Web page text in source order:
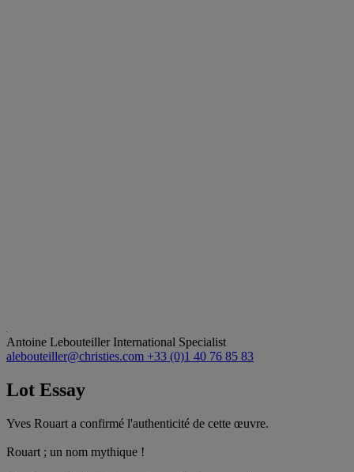
Antoine LebouteillerInternational Specialist
alebouteiller@christies.com +33 (0)1 40 76 85 83
Lot Essay
Yves Rouart a confirmé l'authenticité de cette œuvre.
Rouart ; un nom mythique !